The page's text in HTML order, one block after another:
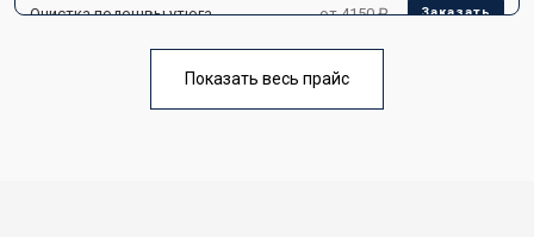
Очистка подошвы утюга от 4150 ₽ Заказать
Корпусный ремонт (замена резинок,
Профилактическая чистка от 4700 ₽
Показать весь прайс